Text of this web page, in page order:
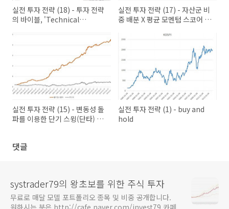
실전 투자 전략 (18) - 투자 전략
의 바이블, 'Technical
실전 투자 전략 (17) - 자산군 비
중 배분 X 평균 모멘텀 스코어 배
실전 투자 전략 (15) - 변동성 돌
파를 이용한 단기 스윙(단타) 전
실전 투자 전략 (1) - buy and
hold
댓글
systrader79의 왕초보를 위한 주식 투자
무료로 매달 모델 포트폴리오 종목 및 비중 공개합니다.